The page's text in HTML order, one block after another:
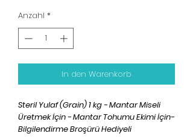
Anzahl *
In den Warenkorb
Steril Yulaf (Grain) 1 kg - Mantar Miseli
Üretmek İçin - Mantar Tohumu Ekimi İçin-
Bilgilendirme Broşürü Hediyeli